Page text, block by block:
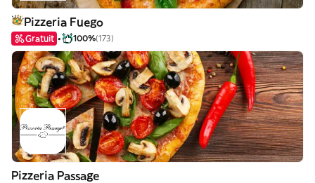
Pizzeria Fuego
Gratuit 100%(173)
Pizzeria Passage